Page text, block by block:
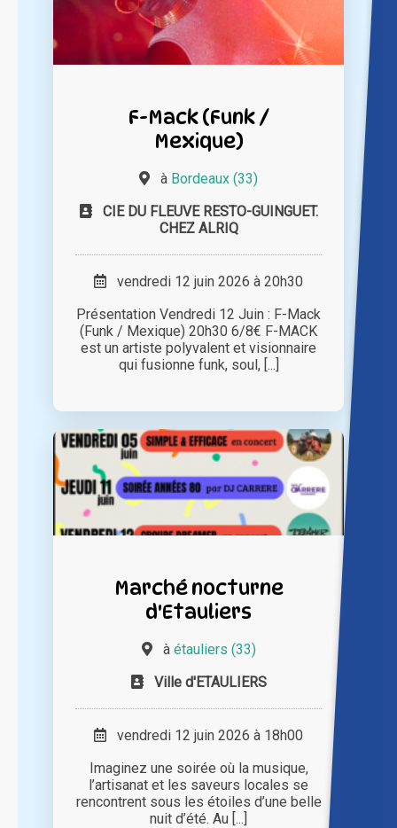
F-Mack (Funk /
Mexique)
à Bordeaux (33)
CIE DU FLEUVE RESTO-GUINGUET.
CHEZ ALRIQ
vendredi 12 juin 2026 à 20h30
Présentation Vendredi 12 Juin : F-Mack
(Funk / Mexique) 20h30 6/8€ F-MACK
est un artiste polyvalent et visionnaire
qui fusionne funk, soul, [...]
Marché nocturne
d'Etauliers
à étauliers (33)
Ville d'ETAULIERS
vendredi 12 juin 2026 à 18h00
Imaginez une soirée où la musique,
l’artisanat et les saveurs locales se
rencontrent sous les étoiles d’une belle
nuit d’été. Au [...]